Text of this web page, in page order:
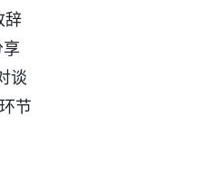
辞
享
谈
节